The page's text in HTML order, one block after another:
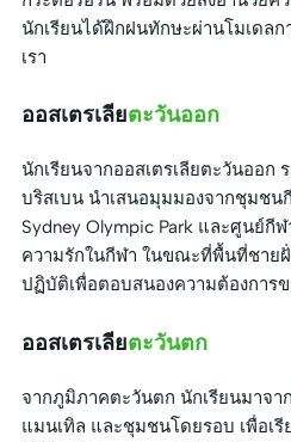
นักเรียนได้ฝึกฝนทักษะผ่านโมเดล
เรา
ออสเตรเลียตะวันออก
นักเรียนจากออสเตรเลียตะวันออก
บริสเบน นำเสนอมุมมองจากชุมชน
Sydney Olympic Park และศูนย์กี
ความรักในกีฬา ในขณะที่พื้นที่ชายฝั่
ปฏิบัติเพื่อตอบสนองความต้องการ
ออสเตรเลียตะวันตก
จากภูมิภาคตะวันตก นักเรียนมาจา
แมนเทิล และชุมชนโดยรอบ เพื่อเ